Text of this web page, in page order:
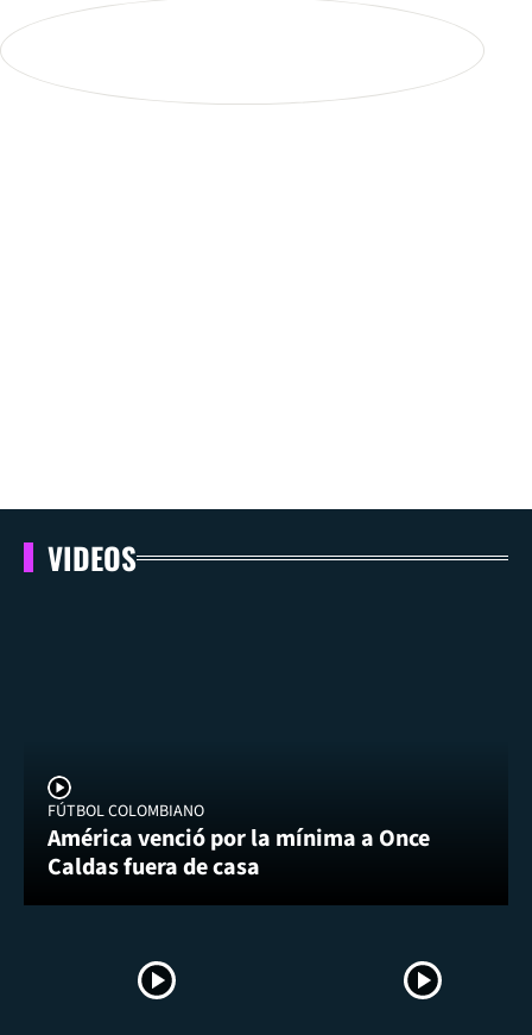
VIDEOS
FÚTBOL COLOMBIANO
América venció por la mínima a Once
Caldas fuera de casa